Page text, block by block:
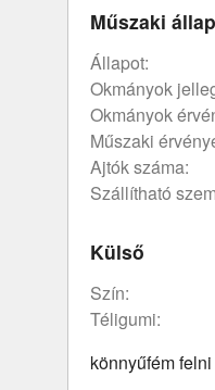
Műszaki
állapot:
okmányok
okmányok
műszaki
ajtók száma:
szállítható
Külső
szín:
téligumi:
könnyűfém